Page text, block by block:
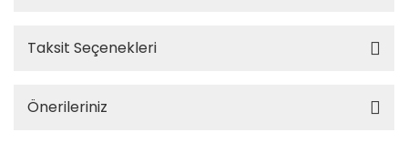
Taksit Seçenekleri
Önerileriniz